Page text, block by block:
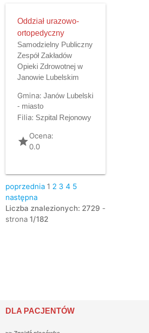
Oddział urazowo-
ortopedyczny
Samodzielny Publiczny
Zespół Zakładów
Opieki Zdrowotnej w
Janowie Lubelskim
Gmina: Janów Lubelski
- miasto
Filia: Szpital Rejonowy
gradeOcena:
0.0
poprzednia 1 2 3 4 5
następna
Liczba znalezionych: 2729 -
strona 1/182
DLA PACJENTÓW